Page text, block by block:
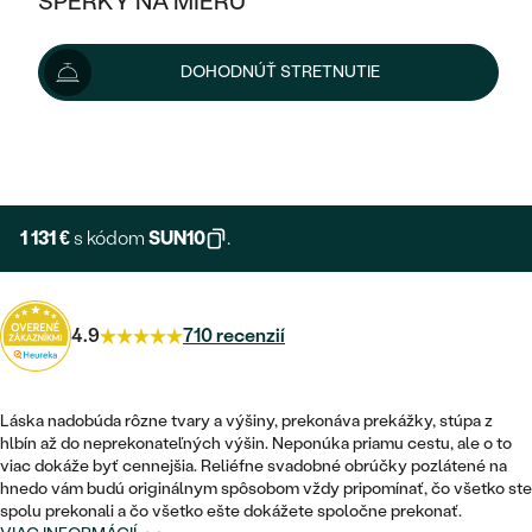
KOMBINOVANÉ ZLATO
PODĽA ŠTÝLU
BEZ KAMEŇA
VYKROJENÉ
VINTAGE
NETRADIČNÉ
TEPANÉ
POSTRANNÉ DRAHOKAMY
HALO
VINTAGE
SET ZÁSNUBNÉHO PRSTEŇA A
OBRÚČOK
NETRADIČNÉ
ZOSTAVTE SI PRSTEŇ
ZAČAŤ S PRSTEŇOM
VÝPREDAJ
ŠPERKY ČO POMÁHAJÚ
NÁUŠNICE
PRÍVESKY
SETY
PÁNSKE ŠPERKY
PLATINOVÉ
NAPICHOVACIE
MINIMALISTICKÉ
VISIACE
SOLITÉR
V TVARE SRDCA
ZLATÉ
STRIEBORNÉ
PODĽA ŠTÝLU
NARODENIE DIEŤAŤA
SO ZNAMENÍM ZVEROKRUHU
MINIMALISTICKÉ
VÝPREDAJ
STRIEBORNÉ
PLATINOVÉ
PODĽA ŠTÝLU
ETERNITY
MINIMALISTICKÉ
DOHODNÚŤ STRETNUTIE
1 257 €
Šperk vám vyrobíme a doručíme do 3 - 4 týždňov.
Možnosti doručenia
1 131 €s kódom SUN10 .
4.9 710 recenzií
Láska nadobúda rôzne tvary a výšiny, prekonáva prekážky, stúpa z
hlbín až do neprekonateľných výšin. Neponúka priamu cestu, ale o to
viac dokáže byť cennejšia. Reliéfne svadobné obrúčky pozlátené na
hnedo vám budú originálnym spôsobom vždy pripomínať, čo všetko ste
spolu prekonali a čo všetko ešte dokážete spoločne prekonať.